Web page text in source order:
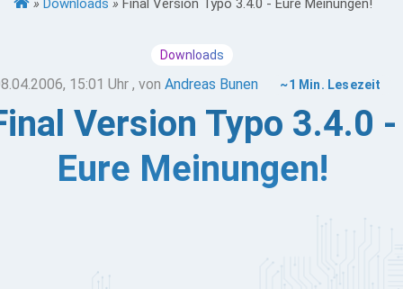
» Downloads » Final Version Typo 3.4.0 - Eure Meinungen!
Downloads
15:01 Uhr , vonAndreas Bunen ~1 Min. Lesezeit
Version Typo 3.4.0 -
Eure Meinungen!